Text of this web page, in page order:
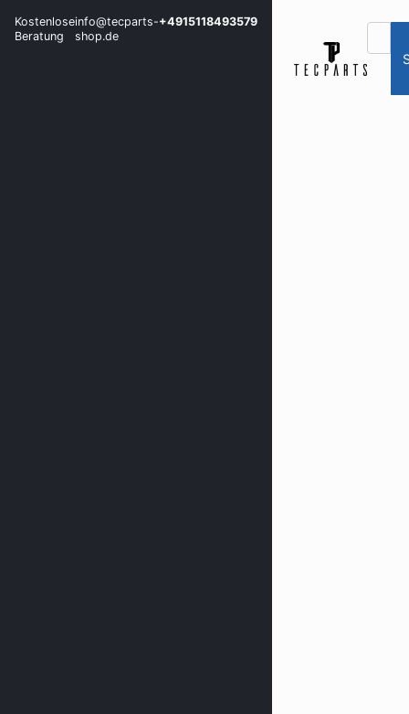
Kostenlose
Beratung
info@tecparts-
shop.de
+4915118493579